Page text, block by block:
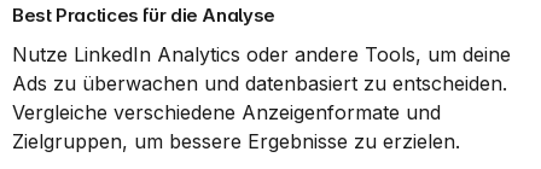
Best Practices für die Analyse
Nutze LinkedIn Analytics oder andere Tools, um deine
Ads zu überwachen und datenbasiert zu entscheiden.
Vergleiche verschiedene Anzeigenformate und
Zielgruppen, um bessere Ergebnisse zu erzielen.